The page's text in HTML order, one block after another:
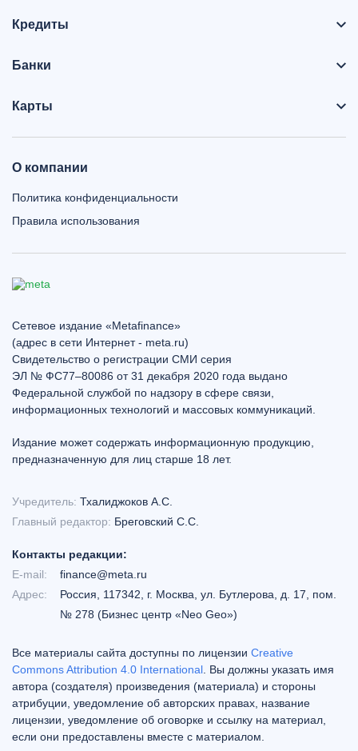
Кредиты
Банки
Карты
О компании
Политика конфиденциальности
Правила использования
Сетевое издание «Metafinance»
(адрес в сети Интернет - meta.ru)
Свидетельство о регистрации СМИ серия
ЭЛ № ФС77–80086 от 31 декабря 2020 года выдано
Федеральной службой по надзору в сфере связи,
информационных технологий и массовых коммуникаций.
Издание может содержать информационную продукцию,
предназначенную для лиц старше 18 лет.
Учредитель: Тхалиджоков А.С.
Главный редактор: Бреговский С.С.
Контакты редакции:
E-mail:
finance@meta.ru
Адрес:
Россия, 117342, г. Москва, ул. Бутлерова, д. 17, пом.
№ 278 (Бизнес центр «Neo Geo»)
Все материалы сайта доступны по лицензии Creative
Commons Attribution 4.0 International . Вы должны указать имя
автора (создателя) произведения (материала) и стороны
атрибуции, уведомление об авторских правах, название
лицензии, уведомление об оговорке и ссылку на материал,
если они предоставлены вместе с материалом.